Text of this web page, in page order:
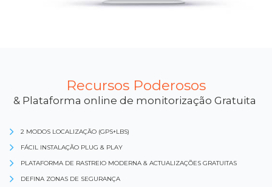
Recursos Poderosos
& Plataforma online de monitorização Gratuita
2 MODOS LOCALIZAÇÃO (GPS+LBS)
FÁCIL INSTALAÇÃO PLUG & PLAY
PLATAFORMA DE RASTREIO MODERNA & ACTUALIZAÇÕES GRATUITAS
DEFINA ZONAS DE SEGURANÇA